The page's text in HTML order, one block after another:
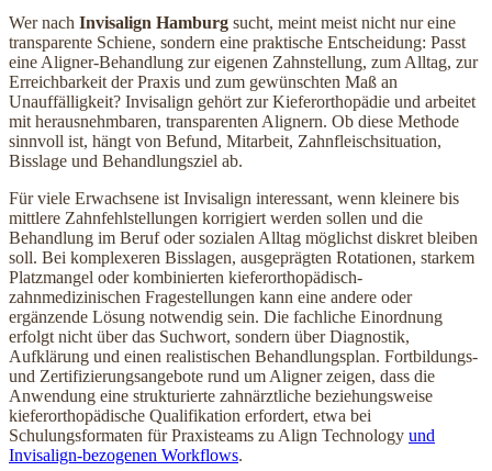
Wer nach Invisalign Hamburg sucht, meint meist nicht nur eine
transparente Schiene, sondern eine praktische Entscheidung: Passt
eine Aligner-Behandlung zur eigenen Zahnstellung, zum Alltag, zur
Erreichbarkeit der Praxis und zum gewünschten Maß an
Unauffälligkeit? Invisalign gehört zur Kieferorthopädie und arbeitet
mit herausnehmbaren, transparenten Alignern. Ob diese Methode
sinnvoll ist, hängt von Befund, Mitarbeit, Zahnfleischsituation,
Bisslage und Behandlungsziel ab.
Für viele Erwachsene ist Invisalign interessant, wenn kleinere bis
mittlere Zahnfehlstellungen korrigiert werden sollen und die
Behandlung im Beruf oder sozialen Alltag möglichst diskret bleiben
soll. Bei komplexeren Bisslagen, ausgeprägten Rotationen, starkem
Platzmangel oder kombinierten kieferorthopädisch-
zahnmedizinischen Fragestellungen kann eine andere oder
ergänzende Lösung notwendig sein. Die fachliche Einordnung
erfolgt nicht über das Suchwort, sondern über Diagnostik,
Aufklärung und einen realistischen Behandlungsplan. Fortbildungs-
und Zertifizierungsangebote rund um Aligner zeigen, dass die
Anwendung eine strukturierte zahnärztliche beziehungsweise
kieferorthopädische Qualifikation erfordert, etwa bei
Schulungsformaten für Praxisteams zu Align Technology und
Invisalign-bezogenen Workflows.